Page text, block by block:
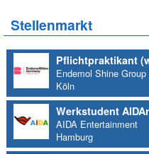
Stellenmarkt
Pflichtpraktikant
Endemol Shine
Köln
Werkstudent
AIDA Entertainment
Hamburg